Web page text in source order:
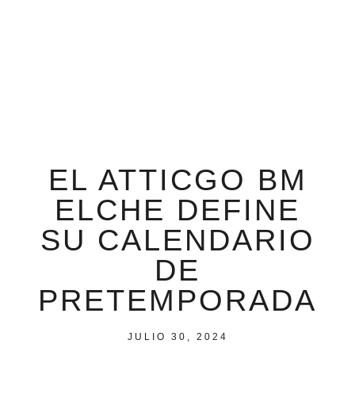
EL ATTICGO BM
ELCHE DEFINE
SU CALENDARIO
DE
PRETEMPORADA
JULIO 30, 2024